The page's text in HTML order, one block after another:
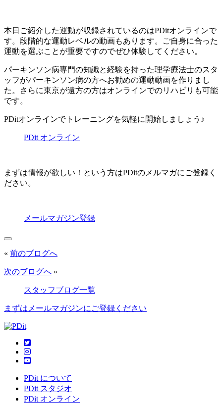
本日ご紹介した運動が収録されているのはPDitオンラインで
す。段階的な運動レベルの動画もあります。ご自身に合った
運動を選ぶことが重要ですのでぜひ体験してください。
パーキンソン病専門の知識と経験を持った理学療法士のスタ
ッフがパーキンソン病の方へお勧めの運動動画を作りまし
た。さらに東京が遠方の方はオンラインでのリハビリも可能
です。
PDitオンラインでトレーニングを気軽に開始しましょう♪
PDit オンライン
まずは情報が欲しい！という方はPDitのメルマガにご登録く
ださい。
メールマガジン登録
« 前のブログへ
次のブログへ »
スタッフブログ一覧
まずはメールマガジンにご登録ください
PDit について
PDit スタジオ
PDit オンライン